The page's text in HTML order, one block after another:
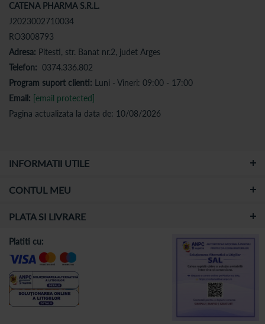
CATENA PHARMA S.R.L.
J2023002710034
RO3008793
Adresa: Pitesti, str. Banat nr.2, judet Arges
Telefon: 0374.336.802
Program suport clienti: Luni - Vineri: 09:00 - 17:00
Email: [email protected]
Pagina actualizata la data de: 10/08/2026
INFORMATII UTILE
CONTUL MEU
PLATA SI LIVRARE
Platiti cu: